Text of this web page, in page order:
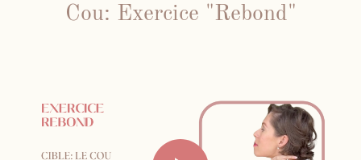
Cou: Exercice "Rebond"